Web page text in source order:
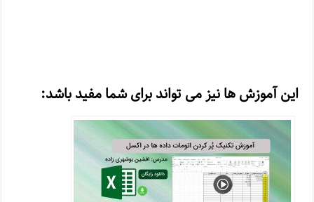
این آموزش ها نیز می تواند برای شما مفید باشد: